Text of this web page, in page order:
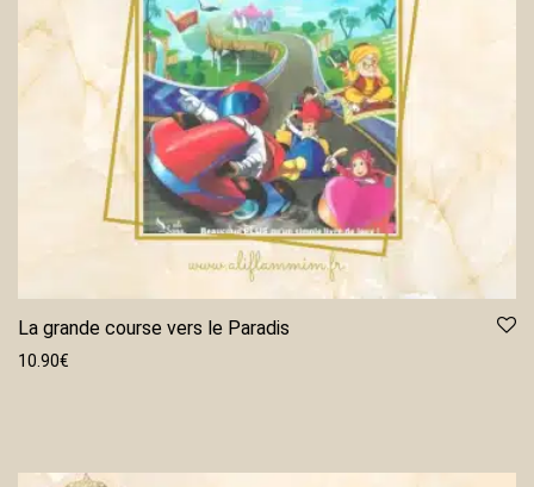
La grande course vers le Paradis
10.90€